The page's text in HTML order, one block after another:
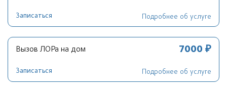
Записаться Подробнее об услуге
Вызов ЛОРа на дом 7000 ₽
Записаться Подробнее об услуге